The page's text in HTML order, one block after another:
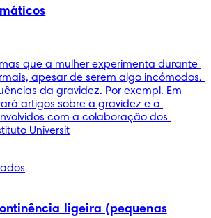
que a mulher experimenta durante
apesar de serem algo incómodos.
da gravidez. Por exempl. Em
artigos sobre a gravidez e a
com a colaboração dos
Universit
ligeira (pequenas